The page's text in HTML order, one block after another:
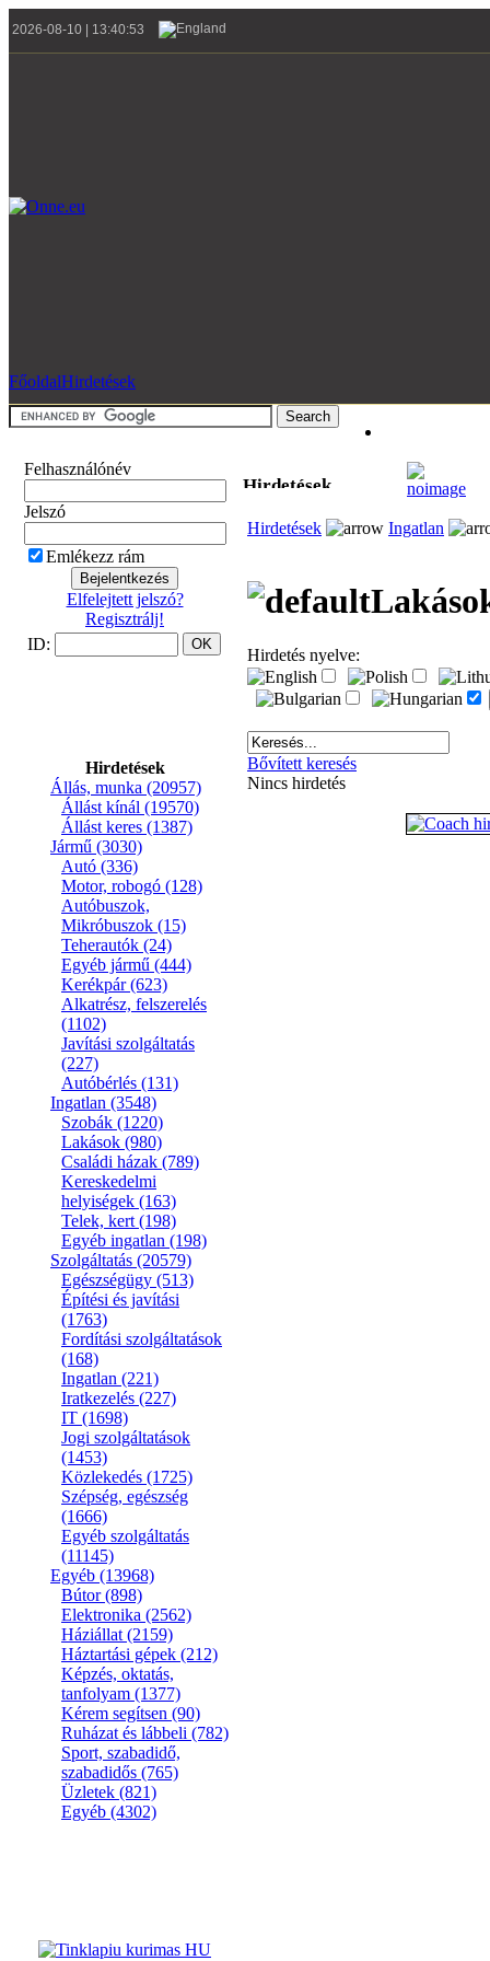
2026-08-10 | 13:40:53
FőoldalHirdetések
Felhasználónév
Jelszó
Emlékezz rám
Elfelejtett jelszó?
Regisztrálj!
ID:
Hirdetések
Állás, munka (20957)
Állást kínál (19570)
Állást keres (1387)
Jármű (3030)
Autó (336)
Motor, robogó (128)
Autóbuszok,
Mikróbuszok (15)
Teherautók (24)
Egyéb jármű (444)
Kerékpár(623)
Alkatrész, felszerelés
(1102)
Javítási szolgáltatás
(227)
Autóbérlés (131)
Ingatlan (3548)
Szobák (1220)
Lakások (980)
Családi házak (789)
Kereskedelmi
helyiségek (163)
Telek, kert (198)
Egyéb ingatlan (198)
Szolgáltatás (20579)
Egészségügy (513)
Építési és javítási
(1763)
Fordítási szolgáltatások
(168)
Ingatlan (221)
Iratkezelés (227)
IT (1698)
Jogi szolgáltatások
(1453)
Közlekedés (1725)
Szépség, egészség
(1666)
Egyéb szolgáltatás
(11145)
Egyéb (13968)
Bútor(898)
Elektronika (2562)
Háziállat (2159)
Háztartási gépek (212)
Képzés, oktatás,
tanfolyam (1377)
Kérem segítsen (90)
Ruházat és lábbeli (782)
Sport, szabadidő,
szabadidős (765)
Üzletek (821)
Egyéb (4302)
Hirdetések
Hirdetések Ingatlan
Hirdetés nyelve:
Bővített keresés
Nincs hirdetés